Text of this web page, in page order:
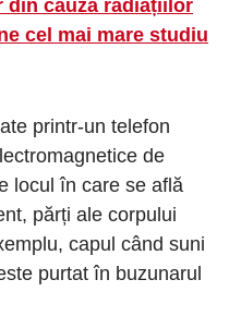
din cauza radiațiilor
cel mai mare studiu
printr-un telefon
de
locul în care se află
părți ale corpului
capul când suni
purtat în buzunarul